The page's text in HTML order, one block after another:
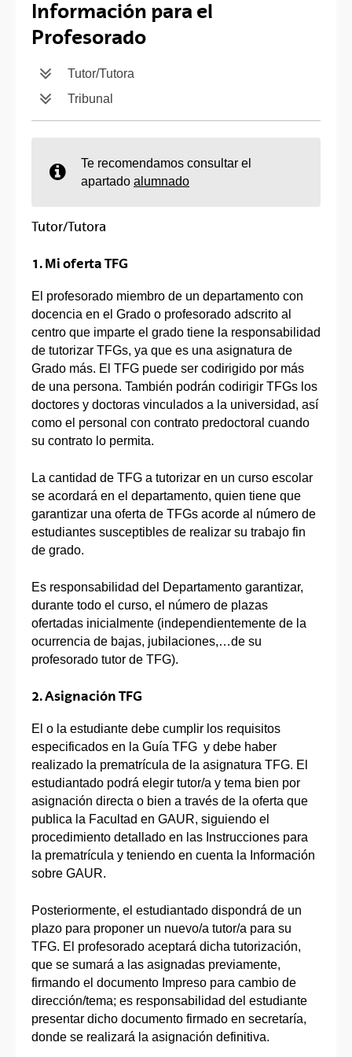
Información para el
Profesorado
Tutor/Tutora
Tribunal
Te recomendamos consultar el
apartado alumnado
Tutor/Tutora
1. Mi oferta TFG
El profesorado miembro de un departamento con
docencia en el Grado o profesorado adscrito al
centro que imparte el grado tiene la responsabilidad
de tutorizar TFGs, ya que es una asignatura de
Grado más. El TFG puede ser codirigido por más
de una persona. También podrán codirigir TFGs los
doctores y doctoras vinculados a la universidad, así
como el personal con contrato predoctoral cuando
su contrato lo permita.
La cantidad de TFG a tutorizar en un curso escolar
se acordará en el departamento, quien tiene que
garantizar una oferta de TFGs acorde al número de
estudiantes susceptibles de realizar su trabajo fin
de grado.
Es responsabilidad del Departamento garantizar,
durante todo el curso, el número de plazas
ofertadas inicialmente (independientemente de la
ocurrencia de bajas, jubilaciones,…de su
profesorado tutor de TFG).
2. Asignación TFG
El o la estudiante debe cumplir los requisitos
especificados en la Guía TFG y debe haber
realizado la prematrícula de la asignatura TFG. El
estudiantado podrá elegir tutor/a y tema bien por
asignación directa o bien a través de la oferta que
publica la Facultad en GAUR, siguiendo el
procedimiento detallado en las Instrucciones para
la prematrícula y teniendo en cuenta la Información
sobre GAUR.
Posteriormente, el estudiantado dispondrá de un
plazo para proponer un nuevo/a tutor/a para su
TFG. El profesorado aceptará dicha tutorización,
que se sumará a las asignadas previamente,
firmando el documento Impreso para cambio de
dirección/tema; es responsabilidad del estudiante
presentar dicho documento firmado en secretaría,
donde se realizará la asignación definitiva.